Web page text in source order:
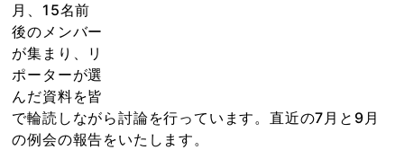
月、15名前
後のメンバー
が集まり、リ
ポーターが選
んだ資料を皆
で輪読しながら討論を行っています。直近の7月と9月
の例会の報告をいたします。